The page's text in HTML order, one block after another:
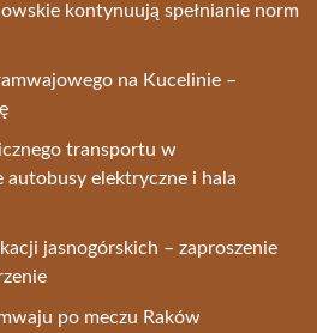
kontynuują spełnianie norm
na Kucelinie –
transportu w
elektryczne i hala
jasnogórskich – zaproszenie
po meczu Raków